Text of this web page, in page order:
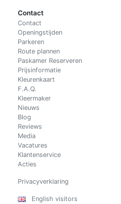
Contact
Contact
Openingstijden
Parkeren
Route plannen
Paskamer Reserveren
Prijsinformatie
Kleurenkaart
F.A.Q.
Kleermaker
Nieuws
Blog
Reviews
Media
Vacatures
Klantenservice
Acties
Privacyverklaring
English visitors